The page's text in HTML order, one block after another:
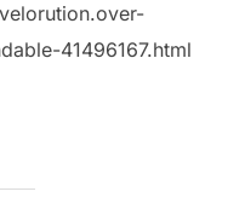
41496167.html